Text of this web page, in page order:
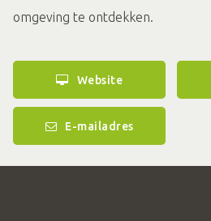
omgeving te ontdekken.
Website
E-mailadres